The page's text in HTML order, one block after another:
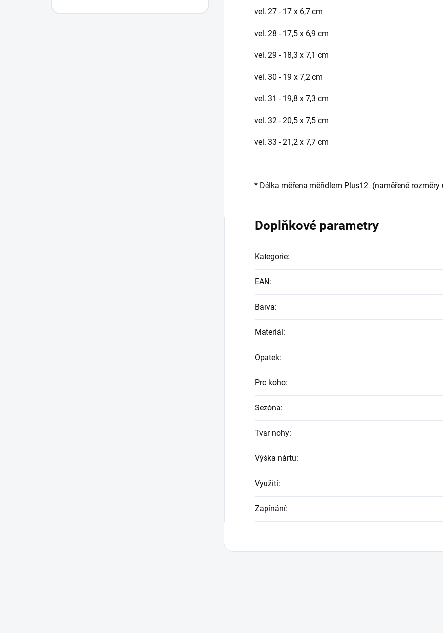
vel. 27 - 17 x 6,7 cm
vel. 28 - 17,5 x 6,9 cm
vel. 29 - 18,3 x 7,1 cm
vel. 30 - 19 x 7,2 cm
vel. 31 - 19,8 x 7,3 cm
vel. 32 - 20,5 x 7,5 cm
vel. 33 - 21,2 x 7,7 cm
* Délka měřena měřidlem Plus12 (naměřené
Doplňkové parametry
Kategorie:
EAN:
Barva:
Materiál:
Opatek:
Pro koho:
Sezóna:
Tvar nohy:
Výška nártu:
Využití:
Zapínání: